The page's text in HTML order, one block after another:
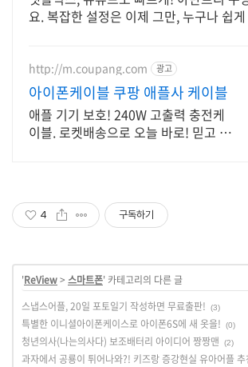
요. 복잡한 설정은 이제 그만, 누구나 쉽
http://m.coupang.com 광고
아이폰케이블 쿠팡 애플사 케이블
애플 기기 보호! 240W 고출력 충전케
이블. 로켓배송으로 오늘 바로! 믿고 사
4 구독하기
'ReView> 스마트폰' 카테고리의 다른 글
스냅스어플, 20일 포토일기 작성하면 무료출판!
(3)
특별한 이니셜아이폰케이스로 아이폰6S에 새 옷을! (0)
청년의사(나는의사다) 보조배터리 아이디어 짱짱맨 (2)
과자에서 공룡이 튀어나와?! 키즈랑 증강현실 유아어플 추